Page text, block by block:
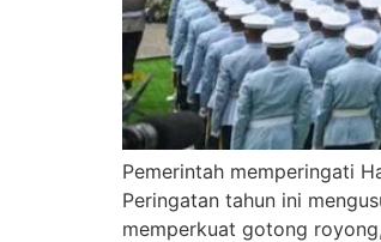
Pemerintah memperingati
Peringatan tahun ini
memperkuat gotong